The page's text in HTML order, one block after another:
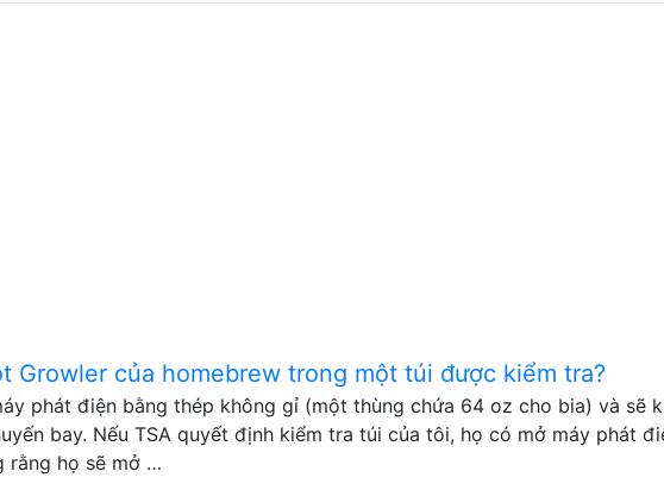
Growler của homebrew trong một túi được kiểm tra?
phát điện bằng thép không gỉ (một thùng chứa 64 oz cho bia) và sẽ
bay. Nếu TSA quyết định kiểm tra túi của tôi, họ có mở máy phát
rằng họ sẽ mở …